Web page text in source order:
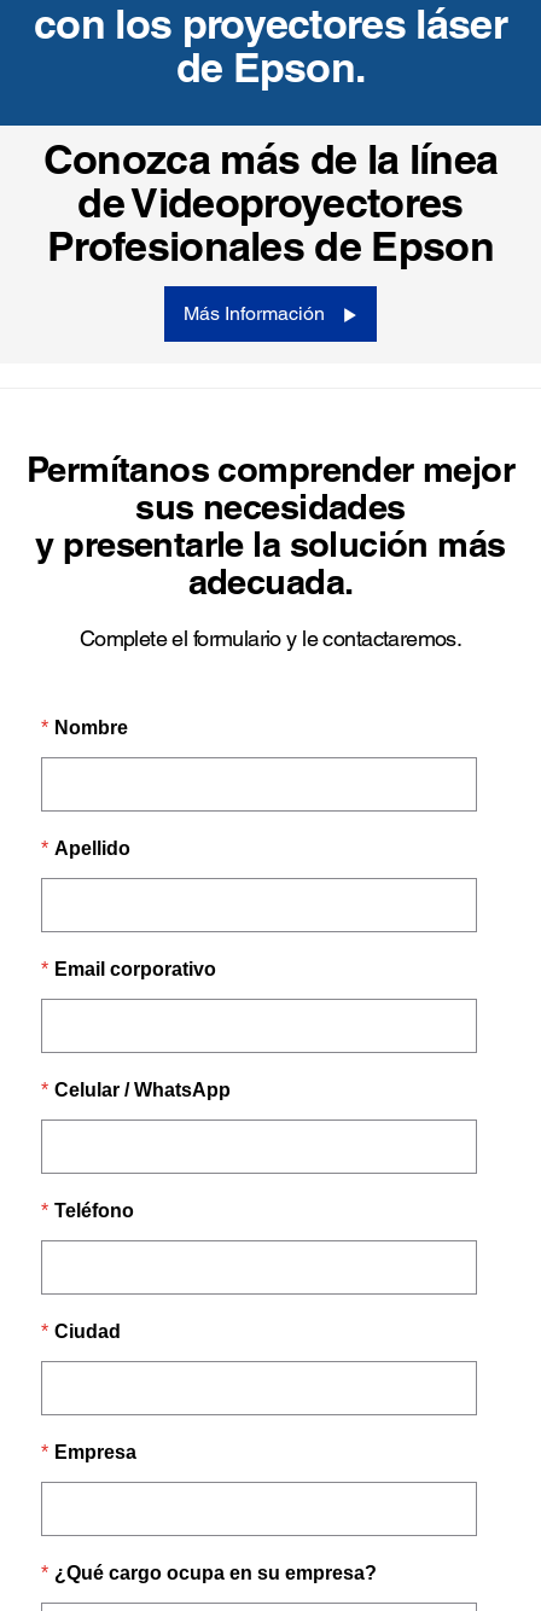
con los proyectores láser
de Epson.
Conozca más de la línea
de Videoproyectores
Profesionales de Epson
Más Información
Permítanos comprender mejor
sus necesidades
y presentarle la solución más
adecuada.
Complete el formulario y le contactaremos.